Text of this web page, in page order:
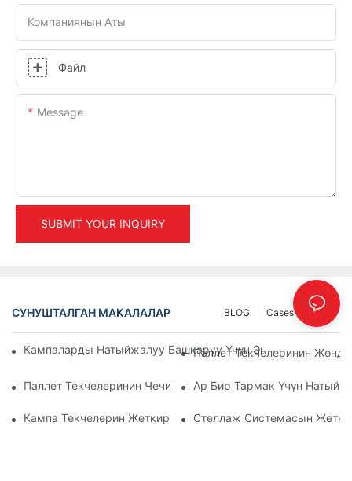
Компаниянын Аты
Файл
Message
SUBMIT YOUR INQUIRY
СУНУШТАЛГАН МАКАЛАЛАР INFO
Cases
BLOG
Кампаларды Натыйжалуу Башкаруу Үчүн Эң Мыкты Өнөр
Паллет Текчелеринин
Паллет Текчелеринин Чечимдеринин Келечеги: Тренддер
Ар Бир Тармак Үчүн
Кампа Текчелерин Жеткирүүчүлөр: Эмнеге Көңүл Буруу
Стеллаж Системасын